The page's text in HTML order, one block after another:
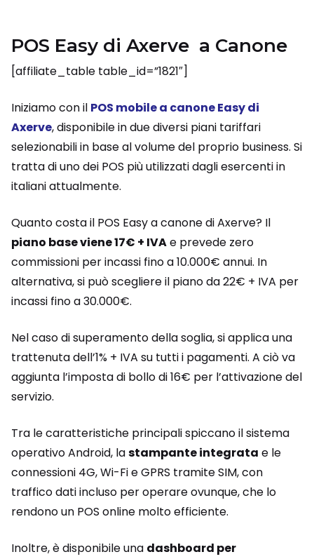
POS Easy di Axerve a Canone
[affiliate_table table_id=”1821″]
Iniziamo con il POS mobile a canone Easy di
Axerve, disponibile in due diversi piani tariffari
selezionabili in base al volume del proprio business. Si
tratta di uno dei POS più utilizzati dagli esercenti in
italiani attualmente.
Quanto costa il POS Easy a canone di Axerve? Il
piano base viene 17€ + IVAe prevede zero
commissioni per incassi fino a 10.000€ annui. In
alternativa, si può scegliere il piano da 22€ + IVA per
incassi fino a 30.000€.
Nel caso di superamento della soglia, si applica una
trattenuta dell’1% + IVA su tutti i pagamenti. A ciò va
aggiunta l’imposta di bollo di 16€ per l’attivazione del
servizio.
Tra le caratteristiche principali spiccano il sistema
operativo Android, lastampante integrata e le
connessioni 4G, Wi-Fi e GPRS tramite SIM, con
traffico dati incluso per operare ovunque, che lo
rendono un POS online molto efficiente.
Inoltre, è disponibile una dashboard per